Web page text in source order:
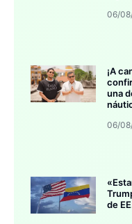
06/
¡A
una
06/
de